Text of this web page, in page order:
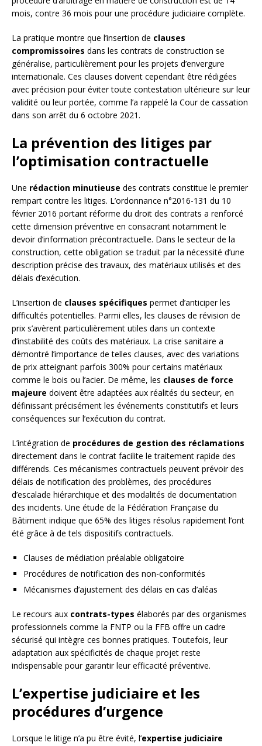
mois, contre 36 mois pour une procédure judiciaire complète.
La pratique montre que l’insertion de clauses
compromissoires dans les contrats de construction se
généralise, particulièrement pour les projets d’envergure
internationale. Ces clauses doivent cependant être rédigées
avec précision pour éviter toute contestation ultérieure sur leur
validité ou leur portée, comme l’a rappelé la Cour de cassation
dans son arrêt du 6 octobre 2021.
La prévention des litiges par
l’optimisation contractuelle
Une rédaction minutieuse des contrats constitue le premier
rempart contre les litiges. L’ordonnance n°2016-131 du 10
février 2016 portant réforme du droit des contrats a renforcé
cette dimension préventive en consacrant notamment le
devoir d’information précontractuelle. Dans le secteur de la
construction, cette obligation se traduit par la nécessité d’une
description précise des travaux, des matériaux utilisés et des
délais d’exécution.
L’insertion de clauses spécifiques permet d’anticiper les
difficultés potentielles. Parmi elles, les clauses de révision de
prix s’avèrent particulièrement utiles dans un contexte
d’instabilité des coûts des matériaux. La crise sanitaire a
démontré l’importance de telles clauses, avec des variations
de prix atteignant parfois 300% pour certains matériaux
comme le bois ou l’acier. De même, les clauses de force
majeure doivent être adaptées aux réalités du secteur, en
définissant précisément les événements constitutifs et leurs
conséquences sur l’exécution du contrat.
L’intégration de procédures de gestion des réclamations
directement dans le contrat facilite le traitement rapide des
différends. Ces mécanismes contractuels peuvent prévoir des
délais de notification des problèmes, des procédures
d’escalade hiérarchique et des modalités de documentation
des incidents. Une étude de la Fédération Française du
Bâtiment indique que 65% des litiges résolus rapidement l’ont
été grâce à de tels dispositifs contractuels.
Clauses de médiation préalable obligatoire
Procédures de notification des non-conformités
Mécanismes d’ajustement des délais en cas d’aléas
Le recours aux contrats-types élaborés par des organismes
professionnels comme la FNTP ou la FFB offre un cadre
sécurisé qui intègre ces bonnes pratiques. Toutefois, leur
adaptation aux spécificités de chaque projet reste
indispensable pour garantir leur efficacité préventive.
L’expertise judiciaire et les
procédures d’urgence
Lorsque le litige n’a pu être évité, l’expertise judiciaire